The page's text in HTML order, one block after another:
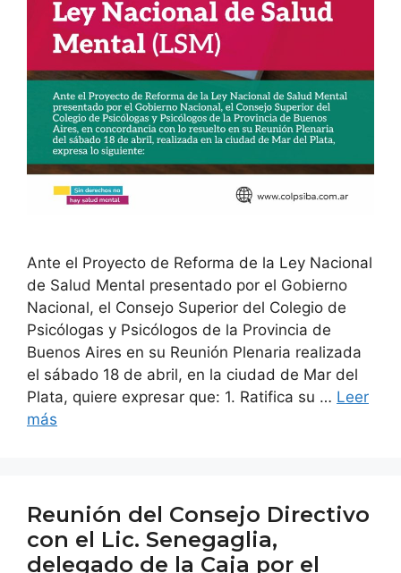
Ante el Proyecto de Reforma de la Ley Nacional
de Salud Mental presentado por el Gobierno
Nacional, el Consejo Superior del Colegio de
Psicólogas y Psicólogos de la Provincia de
Buenos Aires en su Reunión Plenaria realizada
el sábado 18 de abril, en la ciudad de Mar del
Plata, quiere expresar que: 1. Ratifica su … Leer
más
Reunión del Consejo Directivo
con el Lic. Senegaglia,
delegado de la Caja por el